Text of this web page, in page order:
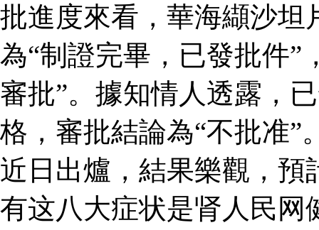
批進度來看，華海纈沙坦
為“制證完畢，已發批件”
審批”。據知情人透露，
格，審批結論為“不批准”
近日出爐，結果樂觀，預
有这八大症状是肾人民